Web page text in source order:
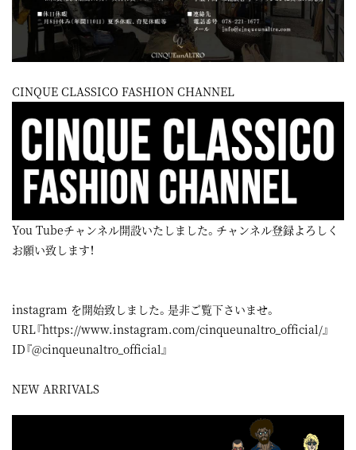
CINQUE CLASSICO FASHION CHANNEL
You Tubeチャンネル開設いたしました。チャンネル登録よろしく
お願い致します！
instagram を開始致しました。是非ご覧下さいませ。
URL『https://www.instagram.com/cinqueunaltro_official/』
ID『@cinqueunaltro_official』
NEW ARRIVALS